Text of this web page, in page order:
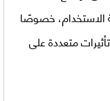
الاستخدام، خصوصًا
متعددة على